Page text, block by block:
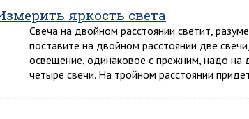
яркость света
Свеча на двойном расстоянии светит,
поставите на двойном расстоянии две
освещение, одинаковое с прежним, надо
четыре свечи. На тройном расстоянии